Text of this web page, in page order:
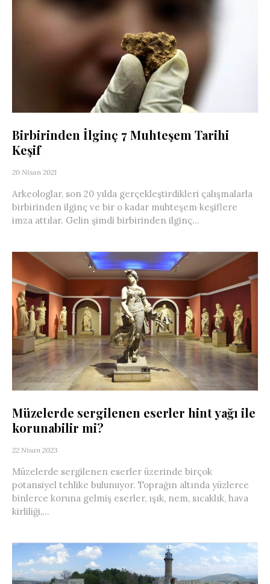
Birbirinden İlginç 7 Muhteşem Tarihi
Keşif
20 Nisan 2021
Arkeologlar, son 20 yılda gerçekleştirdikleri çalışmalarla
birbirinden ilginç ve bir o kadar muhteşem keşiflere
imza attılar. Gelin şimdi birbirinden ilginç...
Müzelerde sergilenen eserler hint yağı ile
korunabilir mi?
22 Nisan 2023
Müzelerde sergilenen eserler üzerinde birçok
potansiyel tehlike bulunuyor. Toprağın altında yüzlerce
binlerce koruna gelmiş eserler, ışık, nem, sıcaklık, hava
kirliliği,...